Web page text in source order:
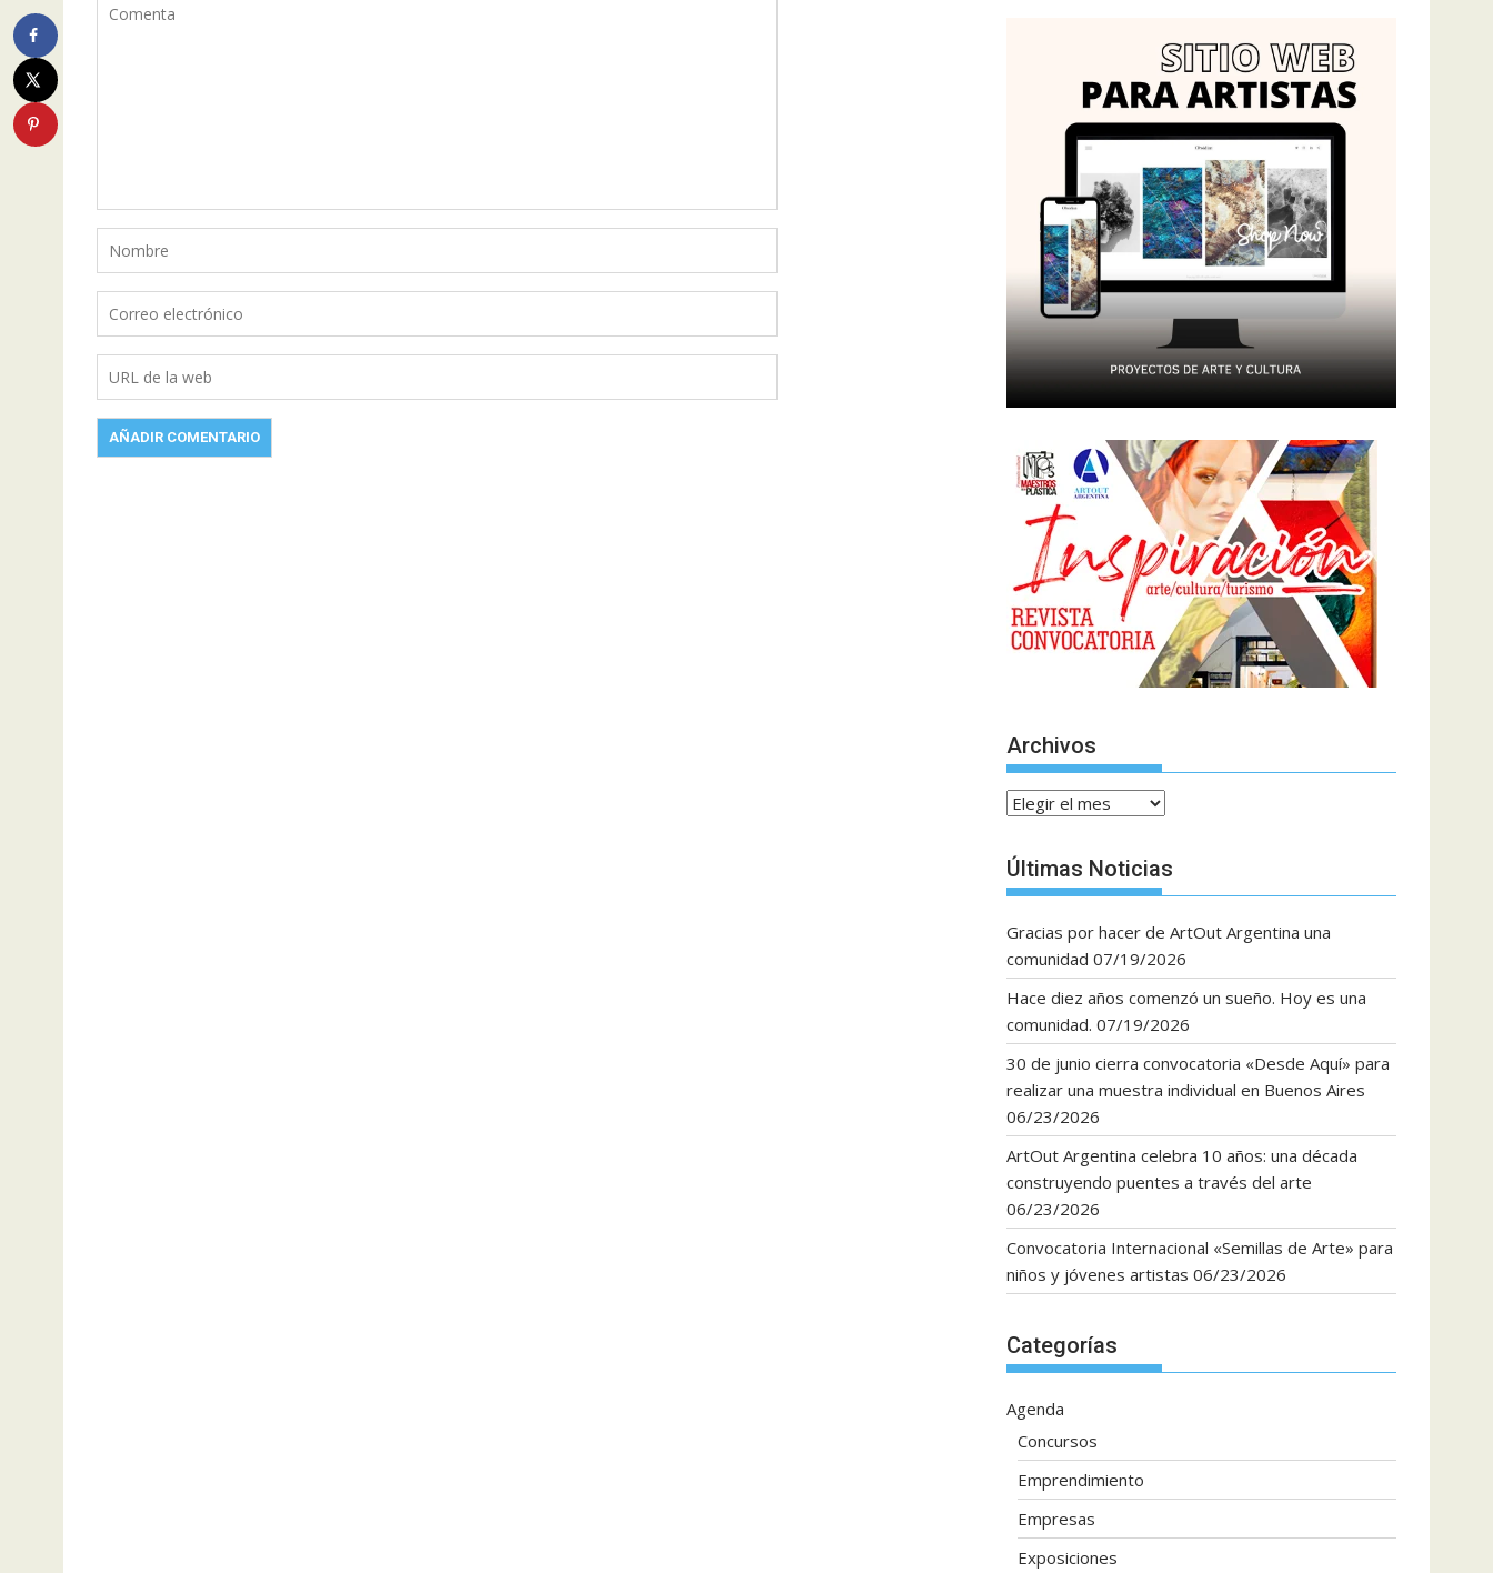
Archivos
Archivos
Últimas Noticias
Gracias por hacer de ArtOut Argentina una
comunidad 07/19/2026
Hace diez años comenzó un sueño. Hoy es una
comunidad. 07/19/2026
30 de junio cierra convocatoria «Desde Aquí» para
realizar una muestra individual en Buenos Aires
06/23/2026
ArtOut Argentina celebra 10 años: una década
construyendo puentes a través del arte
06/23/2026
Convocatoria Internacional «Semillas de Arte» para
niños y jóvenes artistas 06/23/2026
Categorías
Agenda
Concursos
Emprendimiento
Empresas
Exposiciones